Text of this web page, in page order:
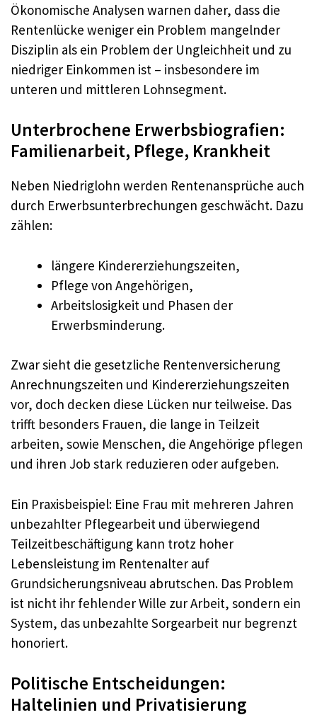
Ökonomische Analysen warnen daher, dass die
Rentenlücke weniger ein Problem mangelnder
Disziplin als ein Problem der Ungleichheit und zu
niedriger Einkommen ist – insbesondere im
unteren und mittleren Lohnsegment.
Unterbrochene Erwerbsbiografien:
Familienarbeit, Pflege, Krankheit
Neben Niedriglohn werden Rentenansprüche auch
durch Erwerbsunterbrechungen geschwächt. Dazu
zählen:
längere Kindererziehungszeiten,
Pflege von Angehörigen,
Arbeitslosigkeit und Phasen der
Erwerbsminderung.
Zwar sieht die gesetzliche Rentenversicherung
Anrechnungszeiten und Kindererziehungszeiten
vor, doch decken diese Lücken nur teilweise. Das
trifft besonders Frauen, die lange in Teilzeit
arbeiten, sowie Menschen, die Angehörige pflegen
und ihren Job stark reduzieren oder aufgeben.
Ein Praxisbeispiel: Eine Frau mit mehreren Jahren
unbezahlter Pflegearbeit und überwiegend
Teilzeitbeschäftigung kann trotz hoher
Lebensleistung im Rentenalter auf
Grundsicherungsniveau abrutschen. Das Problem
ist nicht ihr fehlender Wille zur Arbeit, sondern ein
System, das unbezahlte Sorgearbeit nur begrenzt
honoriert.
Politische Entscheidungen:
Haltelinien und Privatisierung